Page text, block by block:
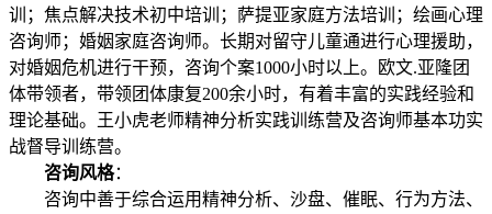
训；焦点解决技术初中培训；萨提亚家庭方法培训；绘画心理
咨询师；婚姻家庭咨询师。长期对留守儿童通进行心理援助，
对婚姻危机进行干预，咨询个案1000小时以上。欧文.亚隆团
体带领者，带领团体康复200余小时，有着丰富的实践经验和
理论基础。王小虎老师精神分析实践训练营及咨询师基本功实
战督导训练营。
咨询风格：
咨询中善于综合运用精神分析、沙盘、催眠、行为方法、